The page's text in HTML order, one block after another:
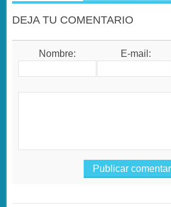
DEJA TU COMENTARIO
Nombre: E-mail: